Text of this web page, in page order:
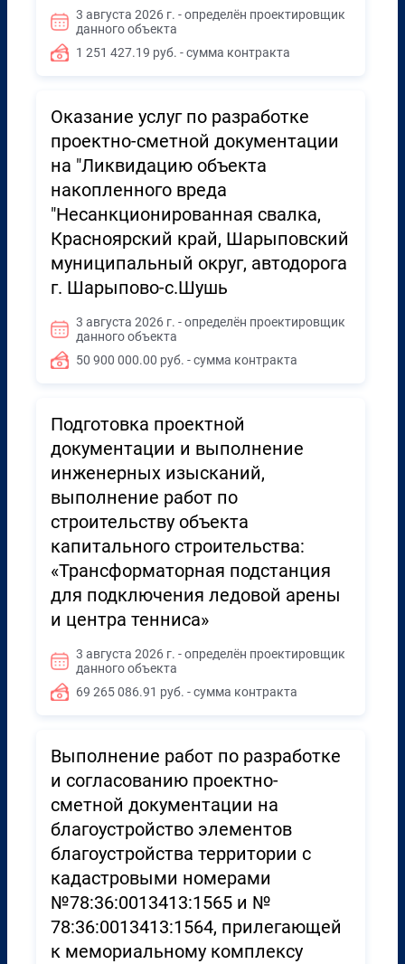
3 августа 2026 г. - определён проектировщик
данного объекта
1 251 427.19 руб. - сумма контракта
Оказание услуг по разработке
проектно-сметной документации
на "Ликвидацию объекта
накопленного вреда
"Несанкционированная свалка,
Красноярский край, Шарыповский
муниципальный округ, автодорога
г. Шарыпово-с.Шушь
3 августа 2026 г. - определён проектировщик
данного объекта
50 900 000.00 руб. - сумма контракта
Подготовка проектной
документации и выполнение
инженерных изысканий,
выполнение работ по
строительству объекта
капитального строительства:
«Трансформаторная подстанция
для подключения ледовой арены
и центра тенниса»
3 августа 2026 г. - определён проектировщик
данного объекта
69 265 086.91 руб. - сумма контракта
Выполнение работ по разработке
и согласованию проектно-
сметной документации на
благоустройство элементов
благоустройства территории с
кадастровыми номерами
№78:36:0013413:1565 и №
78:36:0013413:1564, прилегающей
к мемориальному комплексу